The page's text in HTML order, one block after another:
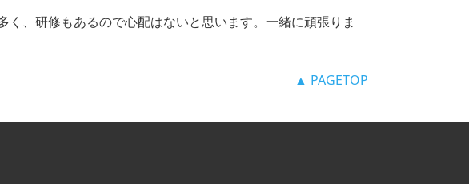
く、研修もあるので心配はないと思います。 一緒に頑張りま
▲ PAGETOP